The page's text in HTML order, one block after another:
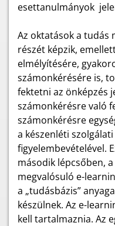
esettanulmányok
Az oktatások a tudás
részét képzik,
elmélyítésére,
számonkérésére is,
fektetni az önképzés
számonkérésre való
számonkérésre
a készenléti
figyelembevételével.
második lépcsőben,
megvalósuló e-
a „tudásbázis”
készülnek. Az e-
kell tartalmaznia. Az